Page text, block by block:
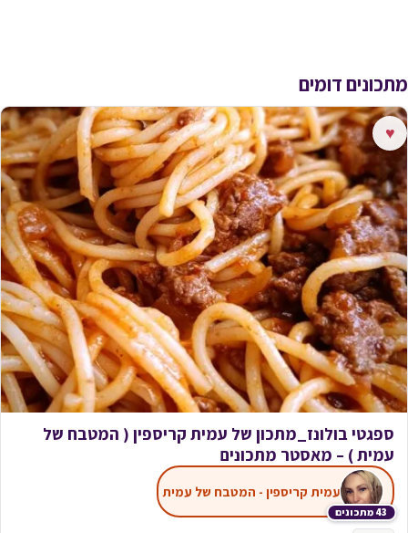
מתכונים דומים
♥
ספגטי בולונז_מתכון של עמית קריספין ( המטבח של
עמית ) – מאסטר מתכונים
43 מתכונים
עמית קריספין - המטבח של עמית